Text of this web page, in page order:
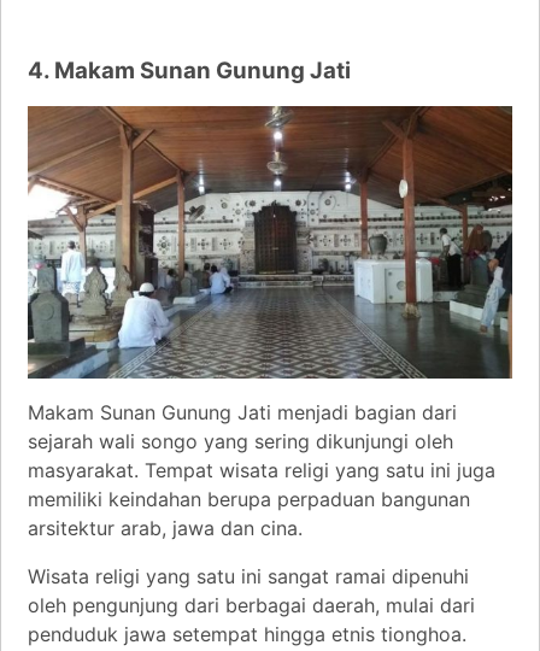
4. Makam Sunan Gunung Jati
Makam Sunan Gunung Jati menjadi bagian dari
sejarah wali songo yang sering dikunjungi oleh
masyarakat. Tempat wisata religi yang satu ini juga
memiliki keindahan berupa perpaduan bangunan
arsitektur arab, jawa dan cina.
Wisata religi yang satu ini sangat ramai dipenuhi
oleh pengunjung dari berbagai daerah, mulai dari
penduduk jawa setempat hingga etnis tionghoa.